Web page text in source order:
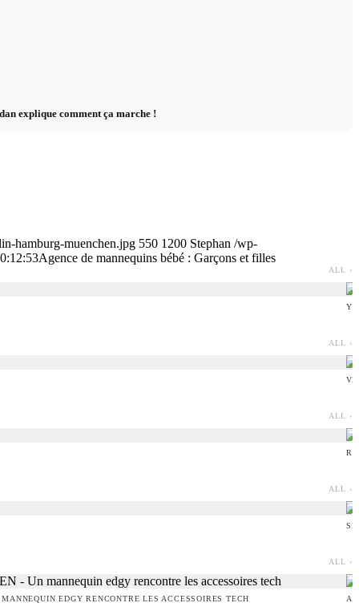
explique comment ça marche !
hamburg-muenchen.jpg 550 1200 Stephan /wp-
Agence de mannequins bébé : Garçons et filles
ALL ›
ALL ›
ALL ›
ALL ›
ALL ›
EDGY RENCONTRE LES ACCESSOIRES TECH